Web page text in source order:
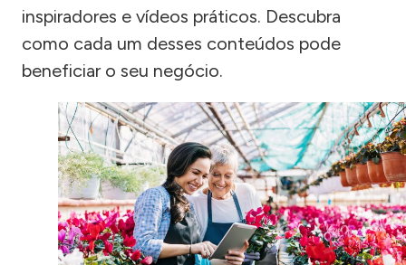
inspiradores e vídeos práticos. Descubra
como cada um desses conteúdos pode
beneficiar o seu negócio.